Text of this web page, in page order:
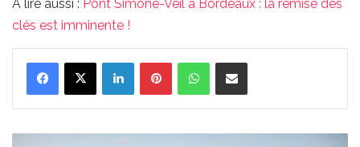
À lire aussi : Pont Simone-Veil à Bordeaux : la remise des
clés est imminente !
LinkedinPinterestWhatsAppPartager par email